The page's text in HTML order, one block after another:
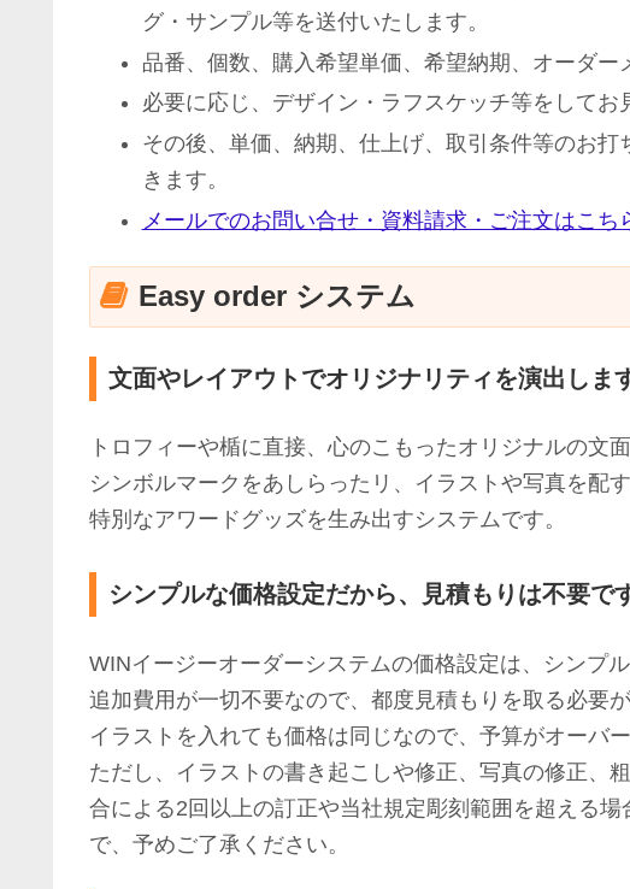
グ・サンプル等を送付いたします。
品番、個数、購入希望単価、希望納期、オーダー
必要に応じ、デザイン・ラフスケッチ等をしてお
その後、単価、納期、仕上げ、取引条件等のお
きます。
メールでのお問い合せ・資料請求・ご注文はこち
Easy order システム
文面やレイアウトでオリジナリティを演出しま
トロフィーや楯に直接、心のこもったオリジナルの文
シンボルマークをあしらったリ、イラストや写真を配す
特別なアワードグッズを生み出すシステムです。
シンプルな価格設定だから、見積もりは不要で
WINイージーオーダーシステムの価格設定は、シンプ
追加費用が一切不要なので、都度見積もりを取る必要
イラストを入れても価格は同じなので、予算がオーバ
ただし、イラストの書き起こしや修正、写真の修正、
合による2回以上の訂正や当社規定彫刻範囲を超える
で、予めご了承ください。